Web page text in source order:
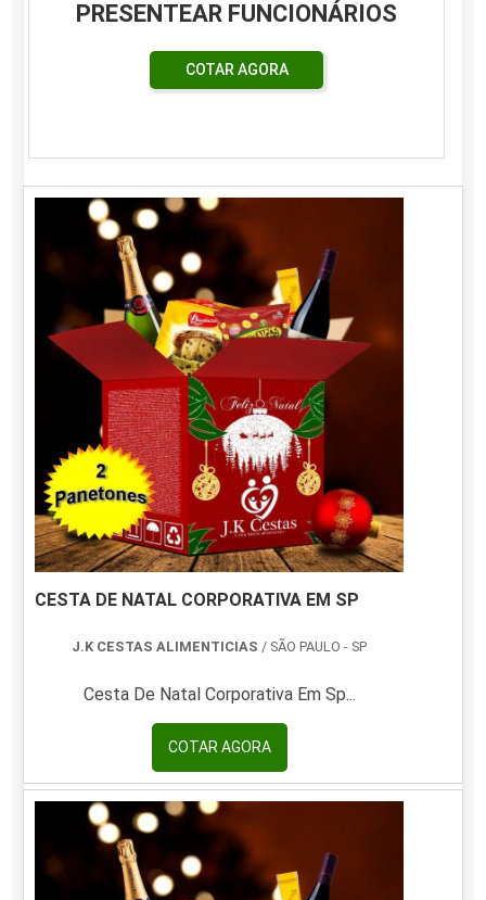
PRESENTEAR FUNCIONÁRIOS
COTAR AGORA
CESTA DE NATAL CORPORATIVA EM SP
J.K CESTAS ALIMENTICIAS/ SÃO PAULO - SP
Cesta De Natal Corporativa Em Sp...
COTAR AGORA